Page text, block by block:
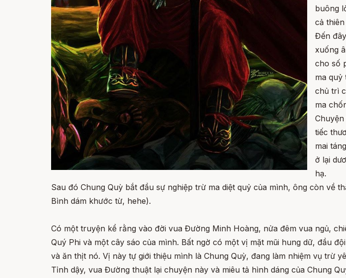
buông
cả
Đến
xuống
cho số
ma quỷ
chủ trì
ma
tiếc
mai
ở lại
hạ.
Sau đó Chung Quỳ bắt đầu sự nghiệp trừ ma diệt quỷ của mình, ông còn về
Bình dám khước từ, hehe).
Có một truyện kể rằng vào đời vua Đường Minh Hoàng, nửa đêm vua ngủ,
Quý Phi và một cây sáo của mình. Bất ngờ có một vị mặt mũi hung dữ, đầu
và ăn thịt nó. Vị này tự giới thiệu mình là Chung Quỳ, đang làm nhiệm vụ trừ
Tỉnh dậy, vua Đường thuật lại chuyện này và miêu tả hình dáng của Chung